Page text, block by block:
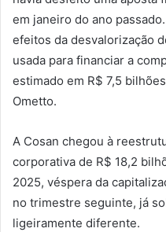
em janeiro do ano
efeitos da desvalorização
usada para financiar a
estimado em R$ 7,5
Ometto.
A Cosan chegou à
corporativa de R$ 18,2
2025, véspera da
no trimestre seguinte, já
ligeiramente diferente.